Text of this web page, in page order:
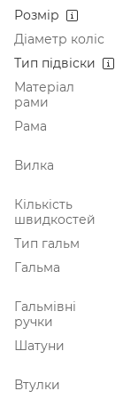
Розмір
Діаметр коліс
Тип підвіски
Матеріал
рами
Рама
Вилка
Кількість
швидкостей
Тип гальм
Гальма
Гальмівні
ручки
Шатуни
Втулки